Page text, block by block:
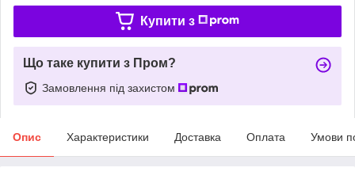
Купити з
Що таке купити з Пром?
Замовлення під захистом
Опис Характеристики Доставка Оплата Умови